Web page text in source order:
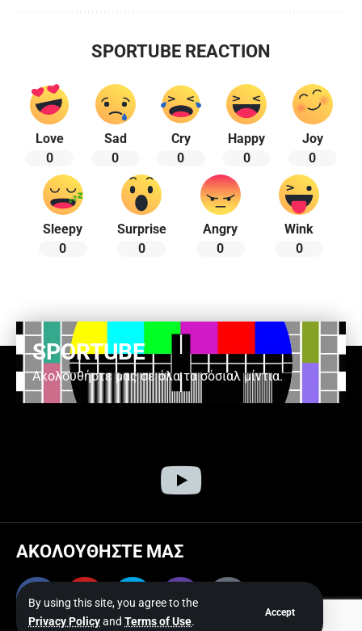
By using this site, you agree to the
Privacy Policyand Terms of Use.
Accept
SPORTUBE REACTION
Love
0
Sad
0
Cry
0
Happy
0
Joy
0
Sleepy
0
Surprise
0
Angry
0
Wink
0
SPORTUBE
Ακολουθήστε μας σε όλα τα σόσιαλ μίντια.
ΑΚΟΛΟΥΘΗΣΤΕ ΜΑΣ